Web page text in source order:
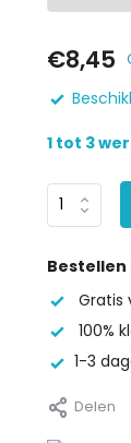
€8,45
1 tot 3
Bestellen
Gratis
100%
1-3
Delen